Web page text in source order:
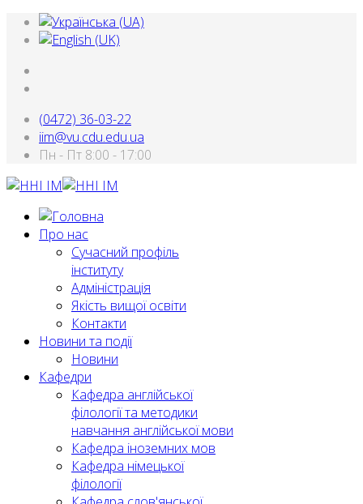
(0472) 36-03-22
iim@vu.cdu.edu.ua
Пн - Пт 8:00 - 17:00
Про нас
Сучасний профіль
інституту
Адміністрація
Якість вищої освіти
Контакти
Новини та події
Новини
Кафедри
Кафедра англійської
філології та методики
навчання англійської мови
Кафедра іноземних мов
Кафедра німецької
філології